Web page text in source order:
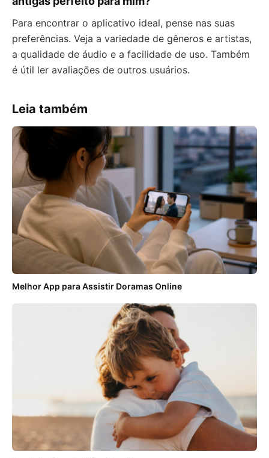
Para encontrar o aplicativo ideal, pense nas suas
preferências. Veja a variedade de gêneros e artistas,
a qualidade de áudio e a facilidade de uso. Também
é útil ler avaliações de outros usuários.
Leia também
Melhor App para Assistir Doramas Online